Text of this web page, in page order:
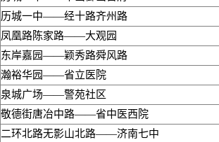
历城一中——经十路齐州路
凤凰路陈家路——大观园
东岸嘉园——颖秀路舜风路
瀚裕华园——省立医院
泉城广场——警苑社区
敬德街唐冶中路——省中医西院
二环北路无影山北路——济南七中